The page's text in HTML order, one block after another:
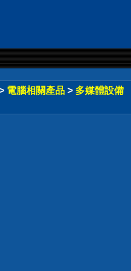
電腦相關產品 > 多媒體設備